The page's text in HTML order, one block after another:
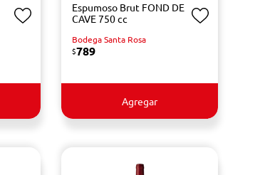
Espumoso Brut FOND DE
CAVE 750 cc
Bodega Santa Rosa
$789
Agregar